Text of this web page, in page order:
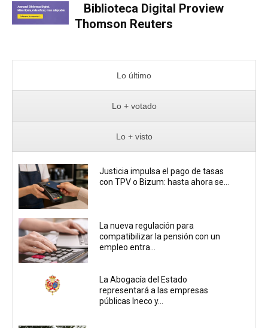
Biblioteca Digital Proview
Thomson Reuters
Lo último
Lo + votado
Lo + visto
Justicia impulsa el pago de tasas
con TPV o Bizum: hasta ahora se...
La nueva regulación para
compatibilizar la pensión con un
empleo entra...
La Abogacía del Estado
representará a las empresas
públicas Ineco y...